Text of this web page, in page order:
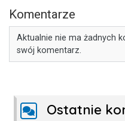
Komentarze
Aktualnie nie ma żadnych
swój komentarz.
Ostatnie